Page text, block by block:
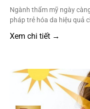
Ngành thẩm mỹ ngày
pháp trẻ hóa da hiệu quả
Xem chi tiết →